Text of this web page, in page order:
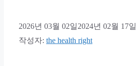
2026년 03월 02일2024년 02월 17일
작성자: the health right